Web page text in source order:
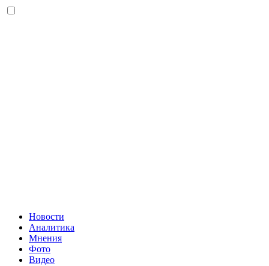
Новости
Аналитика
Мнения
Фото
Видео